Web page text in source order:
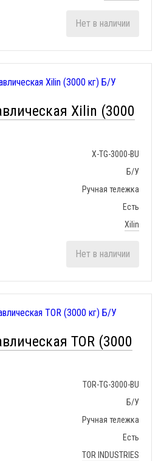
Нет в наличии
Xilin (3000
X-TG-3000-BU
Б/У
Ручная тележка
Есть
Xilin
Нет в наличии
TOR (3000
TOR-TG-3000-BU
Б/У
Ручная тележка
Есть
TOR INDUSTRIES